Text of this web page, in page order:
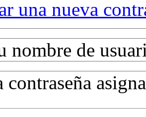
una nueva
nombre de
contraseña